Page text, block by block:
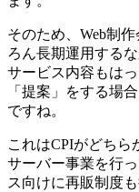
そのため、Web制
ろん長期運用する
サービス内容もは
「提案」をする場
ですね。
これはCPIがどち
サーバー事業を行
ス向けに再販制度